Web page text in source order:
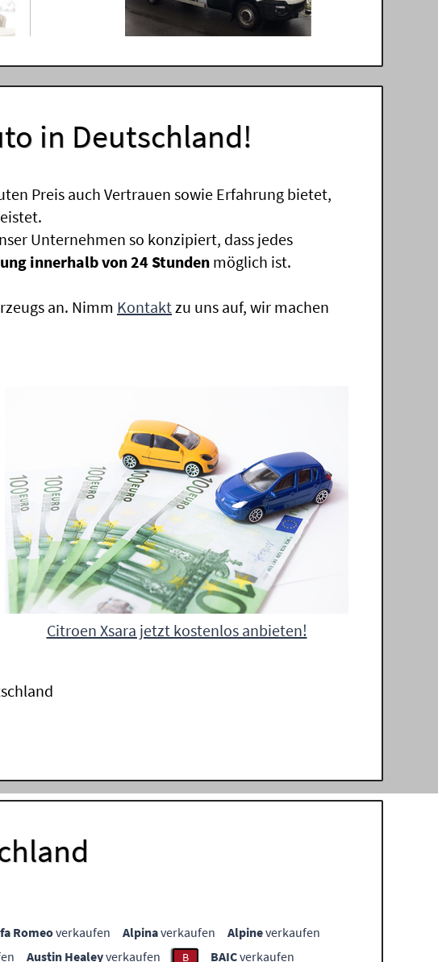
in Deutschland!
Preis auch Vertrauen sowie Erfahrung bietet,
Unternehmen so konzipiert, dass jedes
innerhalb von 24 Stundenmöglich ist.
an. Nimm Kontaktzu uns auf, wir machen
Citroen Xsara jetzt kostenlos anbieten!
Romeoverkaufen Alpinaverkaufen Alpineverkaufen
Austin Healeyverkaufen B BAICverkaufen